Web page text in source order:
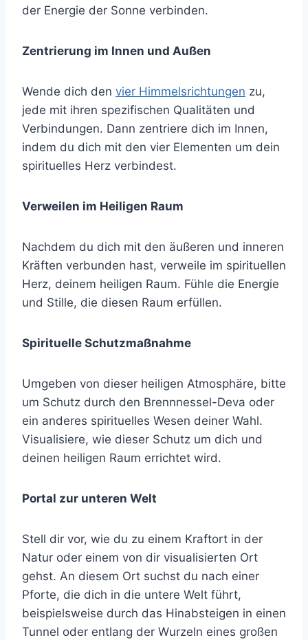
der Energie der Sonne verbinden.
Zentrierung im Innen und Außen
Wende dich den vier Himmelsrichtungen zu,
jede mit ihren spezifischen Qualitäten und
Verbindungen. Dann zentriere dich im Innen,
indem du dich mit den vier Elementen um dein
spirituelles Herz verbindest.
Verweilen im Heiligen Raum
Nachdem du dich mit den äußeren und inneren
Kräften verbunden hast, verweile im spirituellen
Herz, deinem heiligen Raum. Fühle die Energie
und Stille, die diesen Raum erfüllen.
Spirituelle Schutzmaßnahme
Umgeben von dieser heiligen Atmosphäre, bitte
um Schutz durch den Brennnessel-Deva oder
ein anderes spirituelles Wesen deiner Wahl.
Visualisiere, wie dieser Schutz um dich und
deinen heiligen Raum errichtet wird.
Portal zur unteren Welt
Stell dir vor, wie du zu einem Kraftort in der
Natur oder einem von dir visualisierten Ort
gehst. An diesem Ort suchst du nach einer
Pforte, die dich in die untere Welt führt,
beispielsweise durch das Hinabsteigen in einen
Tunnel oder entlang der Wurzeln eines großen